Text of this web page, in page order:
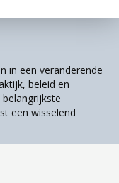
in een veranderende
beleid en
een wisselend